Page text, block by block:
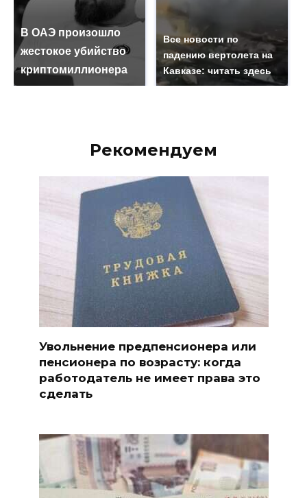
В ОАЭ произошло
жестокое убийство
криптомиллионера
Все новости по
падению вертолета на
Кавказе: читать здесь
Рекомендуем
Увольнение предпенсионера или
пенсионера по возрасту: когда
работодатель не имеет права это
сделать